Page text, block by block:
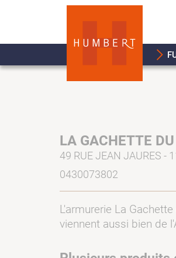
LA GACHETTE
49 RUE JEAN JAURES -
0430073802
L'armurerie La
viennent aussi bien de